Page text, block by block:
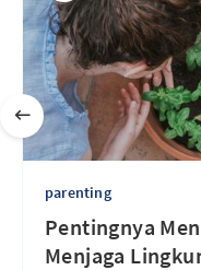
parenting
Pentingnya
Menjaga